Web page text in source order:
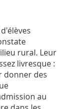
rural. Leur
livresque :
donner des
au